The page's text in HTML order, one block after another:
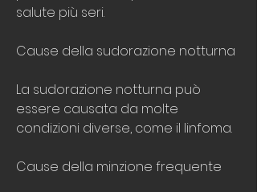
salute più seri.
Cause della sudorazione notturna
La sudorazione notturna può
essere causata da molte
condizioni diverse, come il linfoma.
Cause della minzione frequente